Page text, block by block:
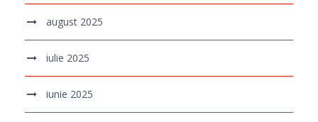
august 2025
iulie 2025
iunie 2025